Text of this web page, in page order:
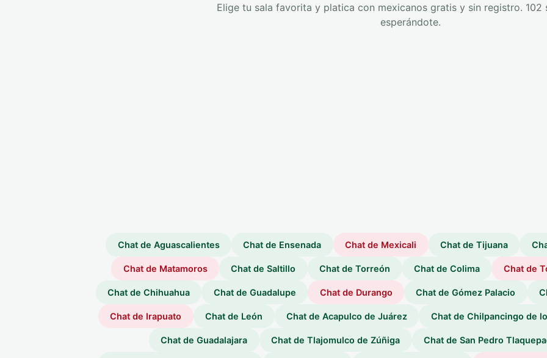
Elige tu sala favorita y platica con mexicanos gratis y sin registro. 102
esperándote.
Chat de Aguascalientes Chat de Ensenada Chat de Mexicali Chat de Tijuana
Chat de Matamoros Chat de Saltillo Chat de Torreón Chat de Colima Chat de
Chat de Chihuahua Chat de Guadalupe Chat de Durango Chat de Gómez Palacio
Chat de Irapuato Chat de León Chat de Acapulco de Juárez Chat de Chilpancingo de
Chat de Guadalajara Chat de Tlajomulco de Zúñiga Chat de San Pedro